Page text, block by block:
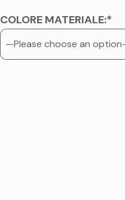
COLORE MATERIALE:*